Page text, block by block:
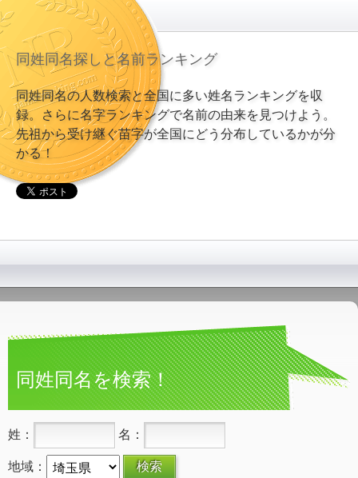
同姓同名探しと名前ランキング
同姓同名の人数検索と全国に多い姓名ランキングを収
録。さらに名字ランキングで名前の由来を見つけよう。
先祖から受け継ぐ苗字が全国にどう分布しているかが分
かる！
同姓同名を検索！
姓： 名：
地域：